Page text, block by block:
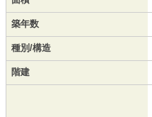
築年数
種別/構造
階建